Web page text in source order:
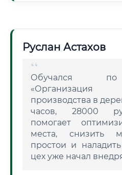
Руслан Астахов
Обучался
«Организация
производства в
часов, 28000
помогает
места, снизить
простои и
цех уже начал